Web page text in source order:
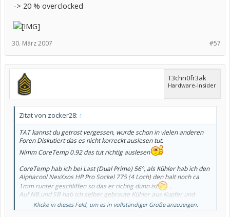
-> 20 % overclocked
#57
30. März 2007
T3chn0fr3ak
Hardware-Insider
Zitat von zocker28: ↑
TAT kannst du getrost vergessen, wurde schon in vielen anderen
Foren Diskutiert das es nicht korreckt auslesen tut.
Nimm CoreTemp 0.92 das tut richtig auslesen
CoreTemp hab ich bei Last (Dual Prime) 56°, als Kühler hab ich den
Alphacool NexXxos HP Pro Sockel 775 (4 Loch) den halt noch ca
1mm runter geschliffen so das er richtig dünn ist
.
Auf NB und SB hab ich selber gebraute Kühler aus Kupfer und
verchromten Stahl (ich mach das auf Arbeit bei mir *gg*)
Klicke in dieses Feld, um es in vollständiger Größe anzuzeigen.